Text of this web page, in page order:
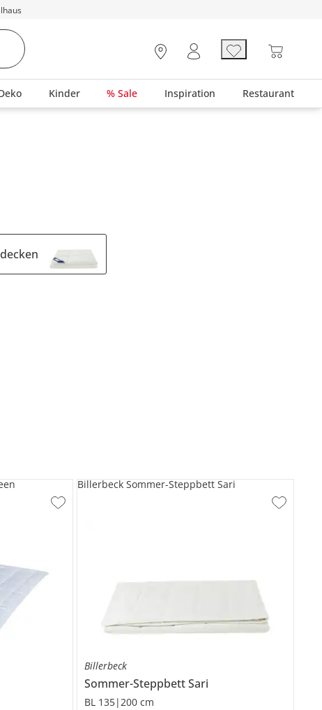
Kinder % Sale Inspiration Restaurant
Billerbeck
Sommer-SteppbettSari
BL 135|200 cm
Billerbeck Sommer-Steppbett Sari